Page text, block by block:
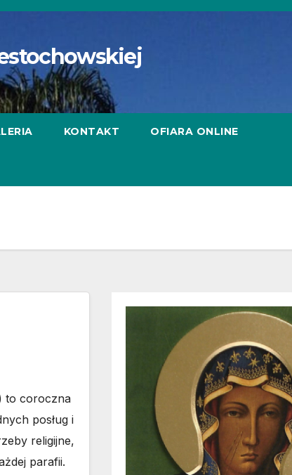
KONTAKT OFIARA ONLINE
to coroczna
posług i
religijne,
parafii.